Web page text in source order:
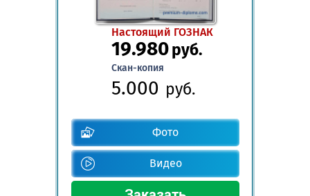
Настоящий ГОЗНАК
19.980руб.
Скан-копия
5.000 руб.
Фото
Видео